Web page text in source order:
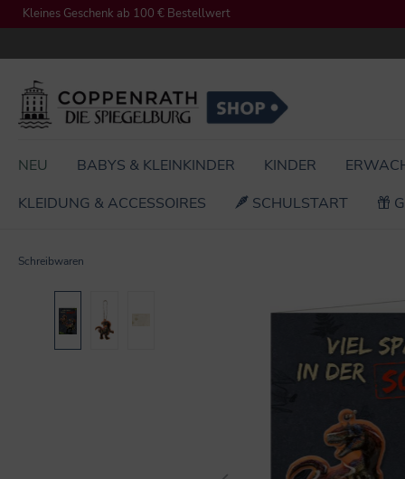
Zur Hauptnavigation springen
Kleines Geschenk ab 100 € Bestellwert
NEU BABYS & KLEINKINDER KINDER
KLEIDUNG & ACCESSOIRES
SCHULSTART
Schreibwaren
Bildergalerie überspringen